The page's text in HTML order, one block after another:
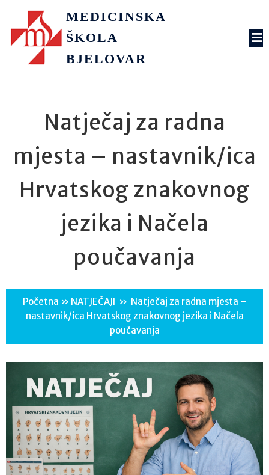
MEDICINSKA
ŠKOLA
BJELOVAR
Natječaj za radna
mjesta – nastavnik/ica
Hrvatskog znakovnog
jezika i Načela
poučavanja
Početna » NATJEČAJI » Natječaj za radna mjesta –
nastavnik/ica Hrvatskog znakovnog jezika i Načela
poučavanja